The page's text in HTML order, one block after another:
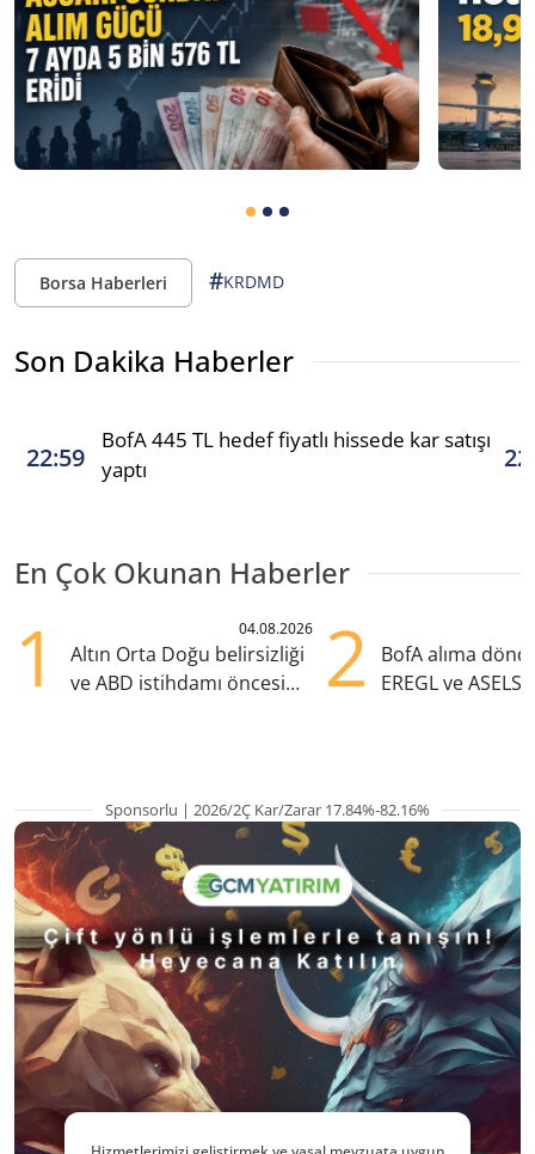
Borsa Haberleri #KRDMD
Son Dakika Haberler
22:59
BofA 445 TL hedef fiyatlı hissede kar satışı
yaptı
En Çok Okunan Haberler
1 04.08.2026
Altın Orta Doğu belirsizliği
ve ABD istihdamı öncesi
2
BofA alıma
EREGL ve ASELS
Sponsorlu | 2026/2Ç Kar/Zarar 17.84%-82.16%